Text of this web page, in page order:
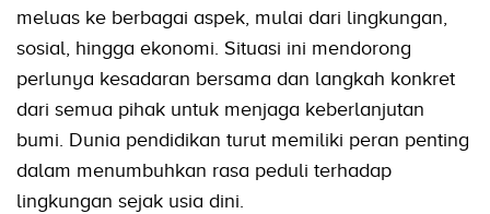
meluas ke berbagai aspek, mulai dari lingkungan,
sosial, hingga ekonomi. Situasi ini mendorong
perlunya kesadaran bersama dan langkah konkret
dari semua pihak untuk menjaga keberlanjutan
bumi. Dunia pendidikan turut memiliki peran penting
dalam menumbuhkan rasa peduli terhadap
lingkungan sejak usia dini.